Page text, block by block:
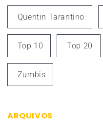
Quentin Tarantino
Top 10 Top 20
Zumbis
ARQUIVOS